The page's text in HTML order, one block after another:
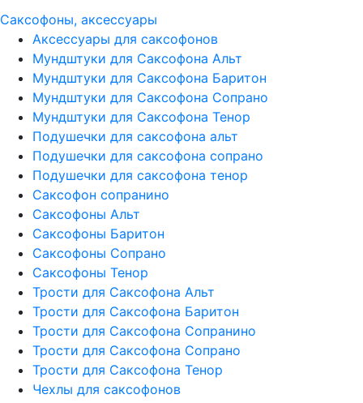
Саксофоны, аксессуары
Аксессуары для саксофонов
Мундштуки для Саксофона Альт
Мундштуки для Саксофона Баритон
Мундштуки для Саксофона Сопрано
Мундштуки для Саксофона Тенор
Подушечки для саксофона альт
Подушечки для саксофона сопрано
Подушечки для саксофона тенор
Саксофон сопранино
Саксофоны Альт
Саксофоны Баритон
Саксофоны Сопрано
Саксофоны Тенор
Трости для Саксофона Альт
Трости для Саксофона Баритон
Трости для Саксофона Сопранино
Трости для Саксофона Сопрано
Трости для Саксофона Тенор
Чехлы для саксофонов